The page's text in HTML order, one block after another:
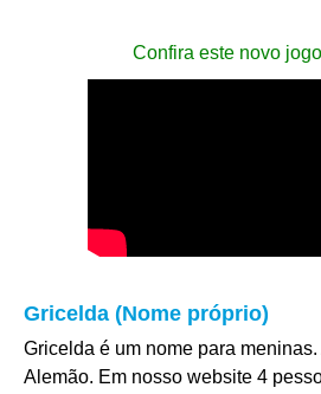
Confira este novo
Gricelda (Nome próprio)
Gricelda é um nome para
Alemão. Em nosso website 4